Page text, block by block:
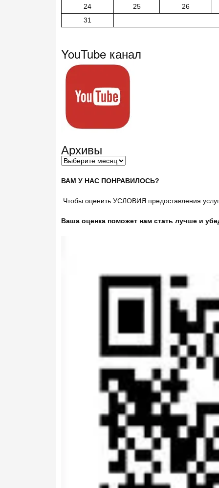
24
25
26
31
YouTube канал
Архивы
ВАМ У НАС ПОНРАВИЛОСЬ?
Чтобы оценить УСЛОВИЯ предоставления
Ваша оценка поможет нам стать лучше и